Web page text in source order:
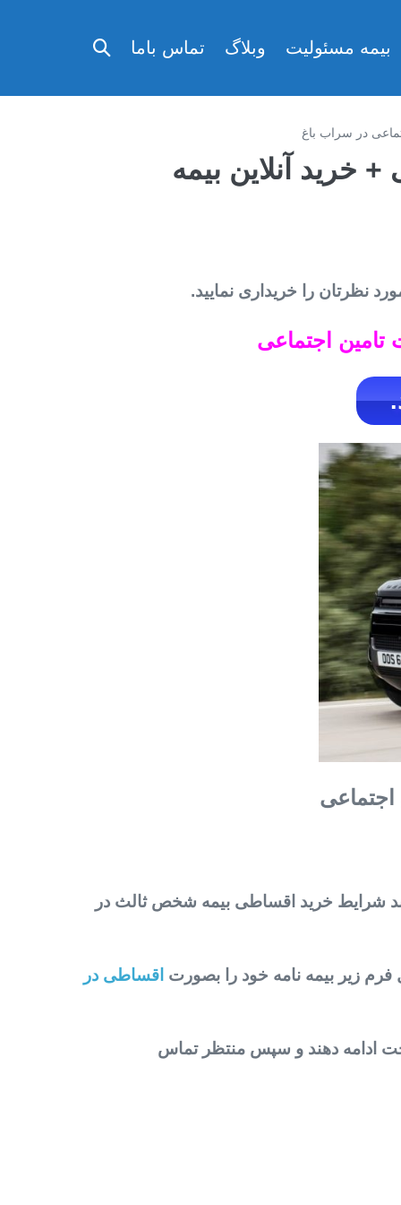
بیمه مسئولیت وبلاگ تماس باما
تغییر
در سراب باغ
خرید آنلاین بیمه
نظرتان را خریداری نمایید.
شرایط خرید اقساطی بیمه شخص ثالث در
زیر بیمه نامه خود را بصورت اقساطی در
ادامه دهند و سپس منتظر تماس